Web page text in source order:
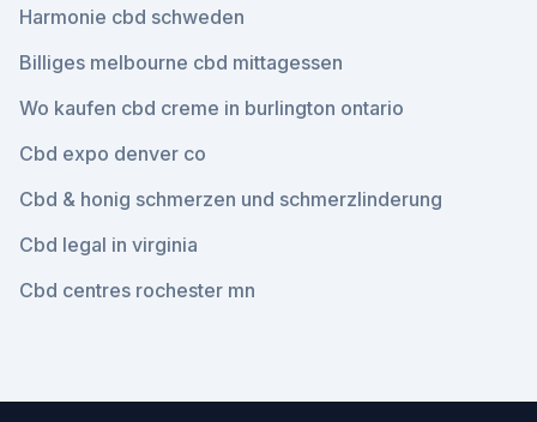
Harmonie cbd schweden
Billiges melbourne cbd mittagessen
Wo kaufen cbd creme in burlington ontario
Cbd expo denver co
Cbd & honig schmerzen und schmerzlinderung
Cbd legal in virginia
Cbd centres rochester mn